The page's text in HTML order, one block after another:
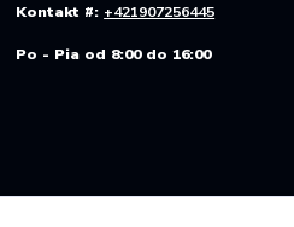
Kontakt #: +421907256445
Po - Pia od 8:00 do 16:00